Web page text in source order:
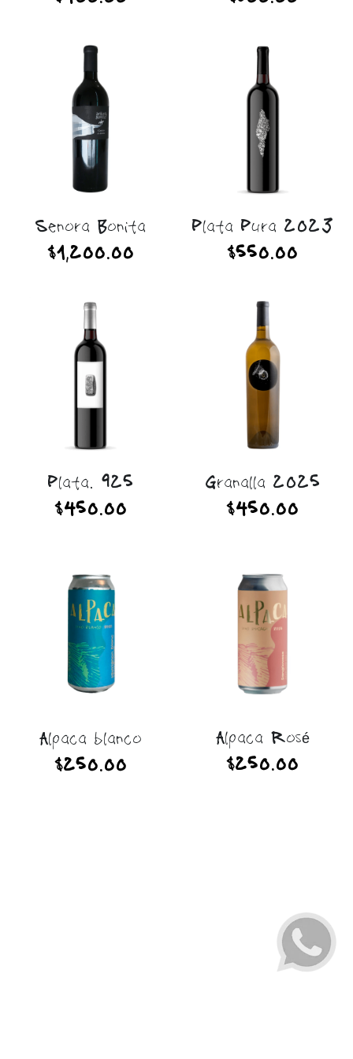
Senora Bonita
$1,200.00
Plata Pura 2023
$550.00
Plata. 925
$450.00
Granalla 2025
$450.00
Alpaca blanco
$250.00
Alpaca Rosé
$250.00